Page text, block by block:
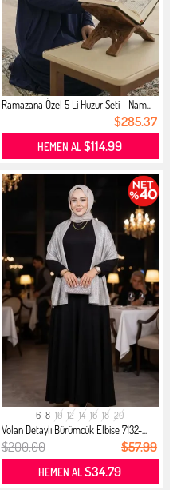
Ramazana Özel 5 Li Huzur Seti - Nam...
$285.37
HEMEN AL$114.99
6 8 10 12 14 16 18 20
Volan Detaylı Bürümcük Elbise 7132-...
$200.00 $57.99
HEMEN AL$34.79